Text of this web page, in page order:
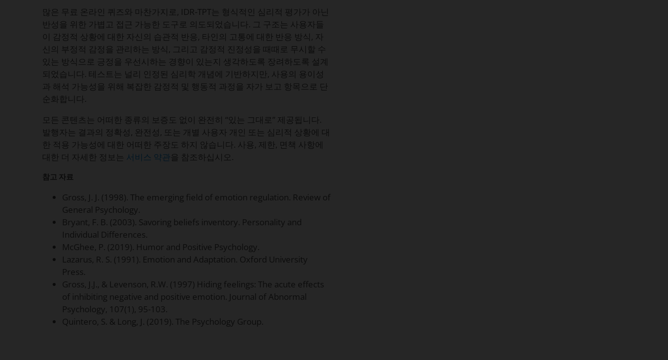
많은 무료 온라인 퀴즈와 마찬가지로, IDR-TPT는 형식적인 심리적 평가가 아닌
반성을 위한 가볍고 접근 가능한 도구로 의도되었습니다. 그 구조는 사용자들
이 감정적 상황에 대한 자신의 습관적 반응, 타인의 고통에 대한 반응 방식, 자
신의 부정적 감정을 관리하는 방식, 그리고 감정적 진정성을 때때로 무시할 수
있는 방식으로 긍정을 우선시하는 경향이 있는지 생각하도록 장려하도록 설계
되었습니다. 테스트는 널리 인정된 심리학 개념에 기반하지만, 사용의 용이성
과 해석 가능성을 위해 복잡한 감정적 및 행동적 과정을 자가 보고 항목으로 단
순화합니다.
모든 콘텐츠는 어떠한 종류의 보증도 없이 완전히 “있는 그대로” 제공됩니다.
발행자는 결과의 정확성, 완전성, 또는 개별 사용자 개인 또는 심리적 상황에 대
한 적용 가능성에 대한 어떠한 주장도 하지 않습니다. 사용, 제한, 면책 사항에
대한 더 자세한 정보는 서비스 약관을 참조하십시오.
참고 자료
Gross, J. J. (1998). The emerging field of emotion regulation. Review of
General Psychology.
Bryant, F. B. (2003). Savoring beliefs inventory. Personality and
Individual Differences.
McGhee, P. (2019). Humor and Positive Psychology.
Lazarus, R. S. (1991). Emotion and Adaptation. Oxford University
Press.
Gross, J.J., & Levenson, R.W. (1997) Hiding feelings: The acute effects
of inhibiting negative and positive emotion. Journal of Abnormal
Psychology, 107(1), 95-103.
Quintero, S. & Long, J. (2019). The Psychology Group.